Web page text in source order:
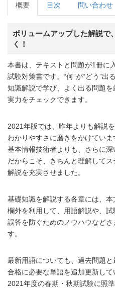
概要 目次 問い合わせ
ボリュームアップした解説で
く！
本書は、テキストと問題が1冊に
試験対策書です。“何”が“どう”出
知識解説で学び、よく出る問題
実力をチェックできます。
2021年版では、昨年よりも解説
わかりやすさに磨きをかけていま
基本情報技術者よりも、さらに
だからこそ、きちんと理解してス
解説を充実させました。
基礎知識を解説する各章には、本
欄外を利用して、用語解説や、試
誤答を防ぐためのノウハウなど
す。
最新用語についても、過去問題
合格に必要な単語を追加更新して
2021年度の春期・秋期試験に照